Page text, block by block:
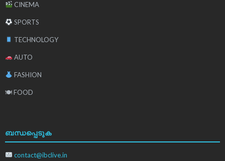
CINEMA
SPORTS
TECHNOLOGY
AUTO
FASHION
🍽 FOOD
ബന്ധപ്പെടുക
contact@ibclive.in